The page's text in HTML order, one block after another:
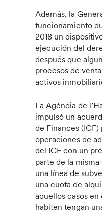
Además, la
funcionamiento
2018 un
ejecución del
después que
procesos de
activos
La Agència de
impulsó un
de Finances
operaciones de
del ICF con un
parte de la
una línea de
una cuota de
aquellos casos en
habiten tengan